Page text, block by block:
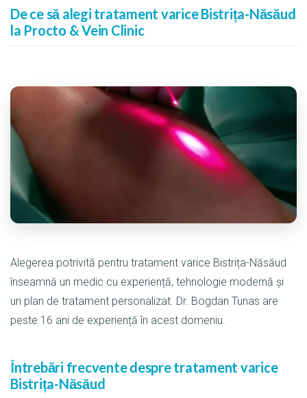
De ce să alegi tratament varice Bistrița-Năsăud
la Procto & Vein Clinic
Alegerea potrivită pentru tratament varice Bistrița-Năsăud
înseamnă un medic cu experiență, tehnologie modernă și
un plan de tratament personalizat. Dr. Bogdan Tunas are
peste 16 ani de experiență în acest domeniu.
Întrebări frecvente despre tratament varice
Bistrița-Năsăud